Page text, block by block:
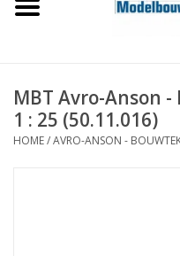
Schepen
Houtbouw
MBT Avro-Anson
1 : 25 (50.11.016)
HOME/AVRO-ANSON -